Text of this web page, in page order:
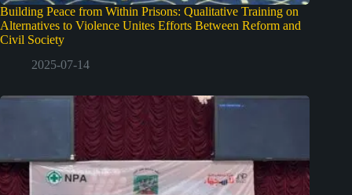
Building Peace from Within Prisons: Qualitative Training on
Alternatives to Violence Unites Efforts Between Reform and
Civil Society
2025-07-14